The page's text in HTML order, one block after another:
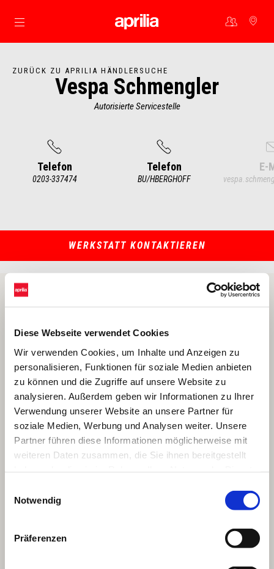
Diese Webseite verwendet Cookies
Wir verwenden Cookies, um Inhalte und Anzeigen zu
personalisieren, Funktionen für soziale Medien anbieten
zu können und die Zugriffe auf unsere Website zu
analysieren. Außerdem geben wir Informationen zu Ihrer
Verwendung unserer Website an unsere Partner für
soziale Medien, Werbung und Analysen weiter. Unsere
Partner führen diese Informationen möglicherweise mit
weiteren Daten zusammen, die Sie ihnen bereitgestellt
Notwendig
Präferenzen
Skip to content
ZURÜCK ZU APRILIA HÄNDLERSUCHE
Vespa Schmengler
Autorisierte Servicestelle
Telefon
0203-337474
Telefon
BU/HBERGHOFF
E-
WERKSTATT KONTAKTIEREN